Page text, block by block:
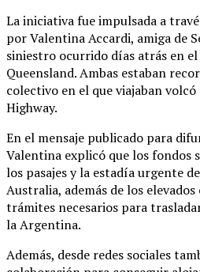
La iniciativa fue impulsada a
por Valentina Accardi, amiga de
siniestro ocurrido días atrás en
Queensland. Ambas estaban
colectivo en el que viajaban
Highway.
En el mensaje publicado para
Valentina explicó que los fondos
los pasajes y la estadía urgente
Australia, además de los
trámites necesarios para
la Argentina.
Además, desde redes sociales